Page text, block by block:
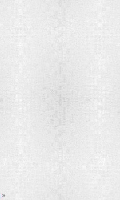
»